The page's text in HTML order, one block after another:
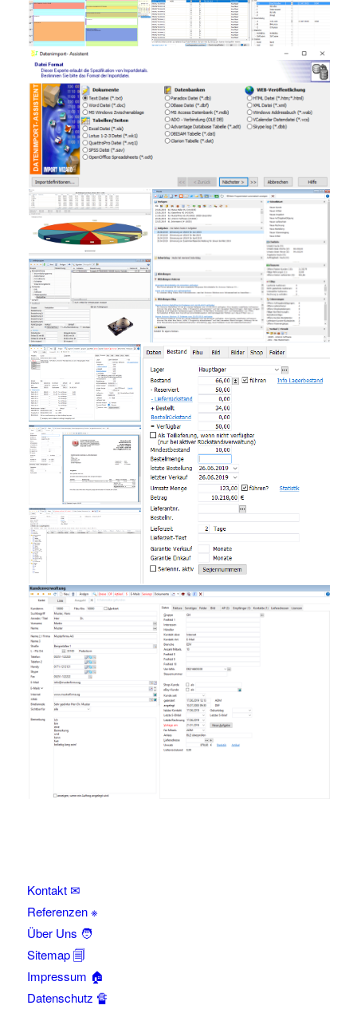
Kontakt ✉
Referenzen ※
Über Uns 🧑
Sitemap 🗐
Impressum 🏠
Datenschutz 🔏